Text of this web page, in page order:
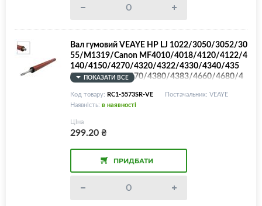
Вал гумовий VEAYE HP LJ 1022/3050/3052/30
55/M1319/Canon MF4010/4018/4120/4122/4
140/4150/4270/4320/4322/4330/4340/435
0/4352/4353/4370/4380/4383/4660/4680/4
690/PC-D420/440/450/460/480/LPR-1022S
R/RC1-5573/RC1-5572/RC1-5582, SPONGE R
OLLER!
ПОКАЗАТИ ВСЕ
Код товару: RC1-5573SR-VE
Постачальник: VEAYE
Наявність: в наявності
Ціна
299.20₴
ПРИДБАТИ